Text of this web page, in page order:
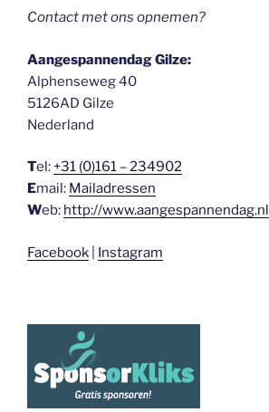
Contact met ons opnemen?
Aangespannendag Gilze:
Alphenseweg 40
5126AD Gilze
Nederland
Tel: +31 (0)161 – 234902
Email: Mailadressen
Web: http://www.aangespannendag.nl
Facebook Instagram